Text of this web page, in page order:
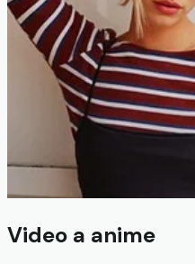
Video a anime